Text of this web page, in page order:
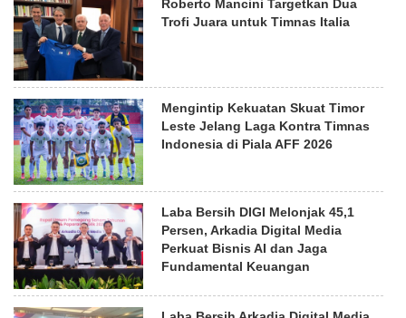
Roberto Mancini Targetkan Dua
Trofi Juara untuk Timnas Italia
Mengintip Kekuatan Skuat Timor
Leste Jelang Laga Kontra Timnas
Indonesia di Piala AFF 2026
Laba Bersih DIGI Melonjak 45,1
Persen, Arkadia Digital Media
Perkuat Bisnis AI dan Jaga
Fundamental Keuangan